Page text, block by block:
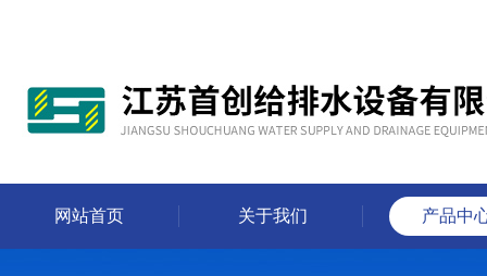
网站首页 关于我们 产品中